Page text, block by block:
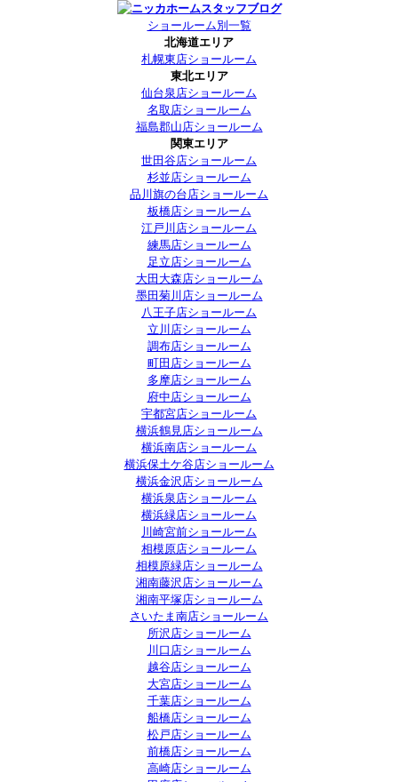
ショールーム別一覧
北海道エリア
札幌東店ショールーム
東北エリア
仙台泉店ショールーム
名取店ショールーム
福島郡山店ショールーム
関東エリア
世田谷店ショールーム
杉並店ショールーム
品川旗の台店ショールーム
板橋店ショールーム
江戸川店ショールーム
練馬店ショールーム
足立店ショールーム
大田大森店ショールーム
墨田菊川店ショールーム
八王子店ショールーム
立川店ショールーム
調布店ショールーム
町田店ショールーム
多摩店ショールーム
府中店ショールーム
宇都宮店ショールーム
横浜鶴見店ショールーム
横浜南店ショールーム
横浜保土ケ谷店ショールーム
横浜金沢店ショールーム
横浜泉店ショールーム
横浜緑店ショールーム
川崎宮前ショールーム
相模原店ショールーム
相模原緑店ショールーム
湘南藤沢店ショールーム
湘南平塚店ショールーム
さいたま南店ショールーム
所沢店ショールーム
川口店ショールーム
越谷店ショールーム
大宮店ショールーム
千葉店ショールーム
船橋店ショールーム
松戸店ショールーム
前橋店ショールーム
高崎店ショールーム